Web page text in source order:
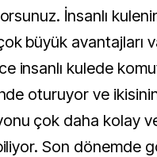
İnsanlı
büyük avantajları
insanlı kulede
oturuyor ve
çok daha kolay
Son dönemde